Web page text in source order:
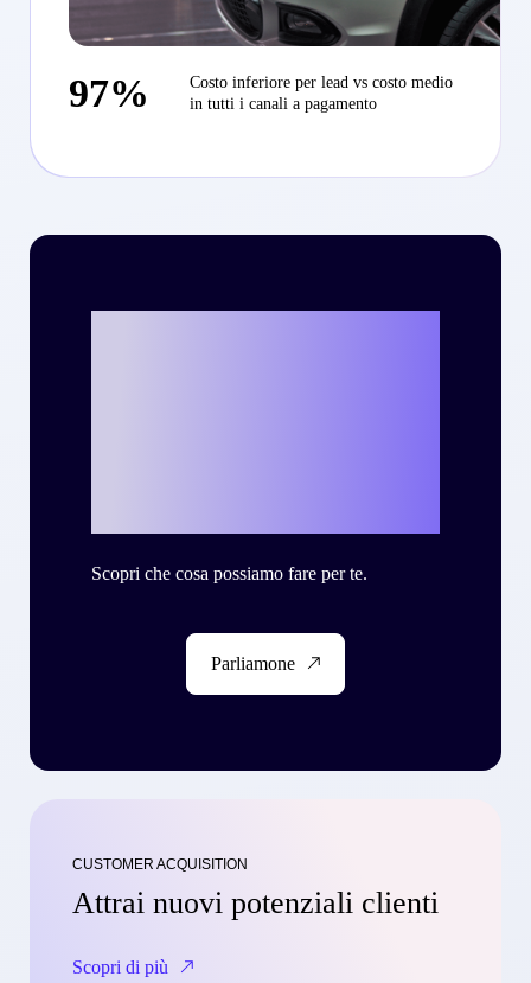
97%
Costo inferiore per lead vs costo medio
in tutti i canali a pagamento
Scopri che cosa possiamo fare per te.
Parliamone
CUSTOMER ACQUISITION
Attrai nuovi potenziali clienti
Scopri di più